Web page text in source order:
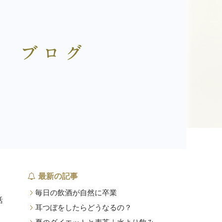
最新の記事
毎日の飲酒が自然に卒業
耳つぼをしたらどうなるの？